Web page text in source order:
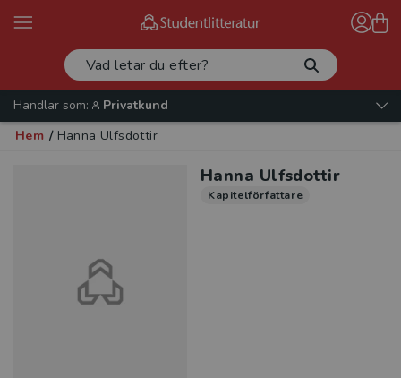
Handlar som:
Privatkund
Hem / Hanna Ulfsdottir
Hanna Ulfsdottir
Kapitelförfattare